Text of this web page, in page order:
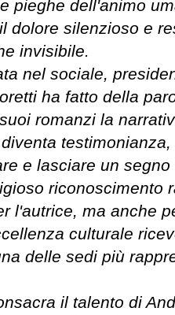
pieghe dell'animo
dolore silenzioso e
invisibile.
nel sociale,
ha fatto della
romanzi la
e lasciare un
riconoscimento
l'autrice, ma anche
culturale
delle sedi più
il talento di